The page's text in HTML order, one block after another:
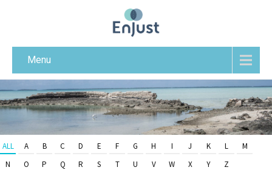
Menu
ALL A B C D E F G H I J K L
M
N
O P Q R S T U V W X Y Z